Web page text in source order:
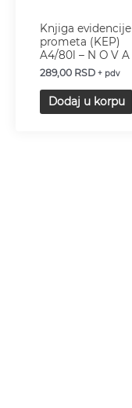
Knjiga evidencije
prometa (KEP)
A4/80l – N O V A
289,00 RSD + pdv
Dodaj u korpu